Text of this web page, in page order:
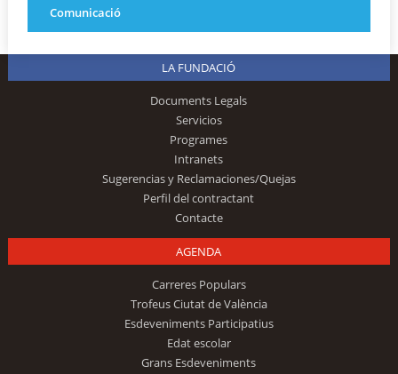
Comunicació
LA FUNDACIÓ
Documents Legals
Servicios
Programes
Intranets
Sugerencias y Reclamaciones/Quejas
Perfil del contractant
Contacte
AGENDA
Carreres Populars
Trofeus Ciutat de València
Esdeveniments Participatius
Edat escolar
Grans Esdeveniments